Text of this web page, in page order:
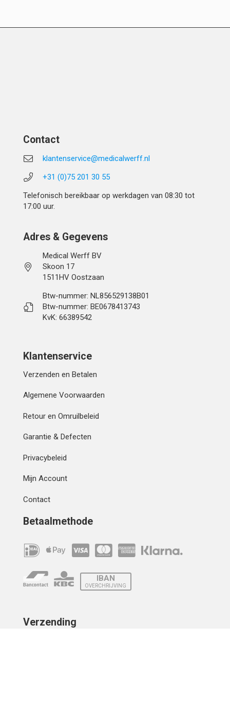
Contact
klantenservice@medicalwerff.nl
+31 (0)75 201 30 55
Telefonisch bereikbaar op werkdagen van 08:30 tot
17:00 uur.
Adres & Gegevens
Medical Werff BV
Skoon 17
1511HV Oostzaan
Btw-nummer: NL856529138B01
Btw-nummer: BE0678413743
KvK: 66389542
Klantenservice
Verzenden en Betalen
Algemene Voorwaarden
Retour en Omruilbeleid
Garantie & Defecten
Privacybeleid
Mijn Account
Contact
Betaalmethode
IBAN
OVERCHRIJVING
Verzending